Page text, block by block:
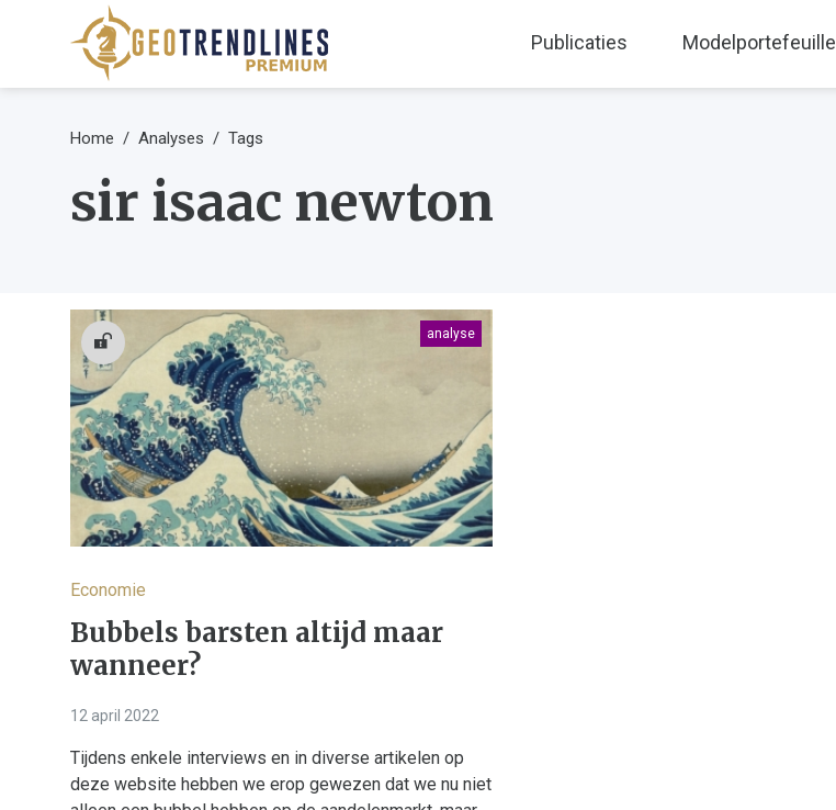
Publicaties Modelportefeuille
Home Analyses Tags
sir isaac newton
analyse
Economie
Bubbels barsten altijd maar
wanneer?
12 april 2022
Tijdens enkele interviews en in diverse artikelen op
deze website hebben we erop gewezen dat we nu niet